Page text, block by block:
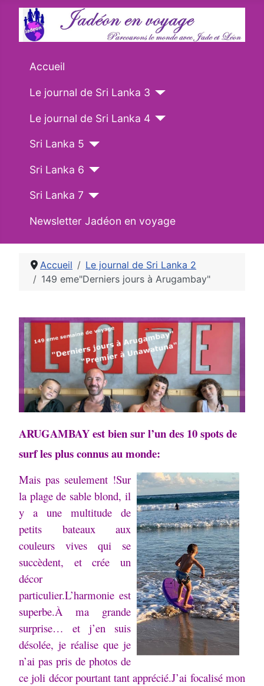
Accueil
Le journal de Sri Lanka 3
Le journal de Sri Lanka 4
Sri Lanka 5
Sri Lanka 6
Sri Lanka 7
Newsletter Jadéon en voyage
Accueil
Le journal de Sri Lanka 2
149 eme"Derniers jours à Arugambay"
ARUGAMBAY est bien sur l’un des 10 spots de
surf les plus connus au monde:
Mais pas seulement !Sur
la plage de sable blond, il
y a une multitude de
petits bateaux aux
couleurs vives qui se
succèdent, et crée un
décor
particulier.L’harmonie est
superbe.À ma grande
surprise… et j’en suis
désolée, je réalise que je
n’ai pas pris de photos de
ce joli décor pourtant tant apprécié.J’ai focalisé mon